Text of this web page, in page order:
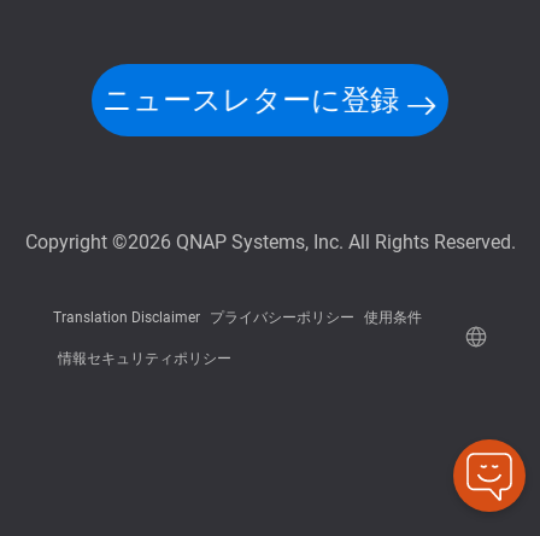
ニュースレターに登録
Copyright ©2026 QNAP Systems, Inc. All Rights Reserved.
Translation Disclaimer プライバシーポリシー 使用条件
情報セキュリティポリシー